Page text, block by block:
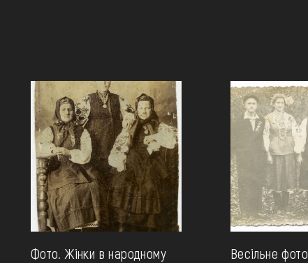
Фото. Жінки в народному
Весільне фото